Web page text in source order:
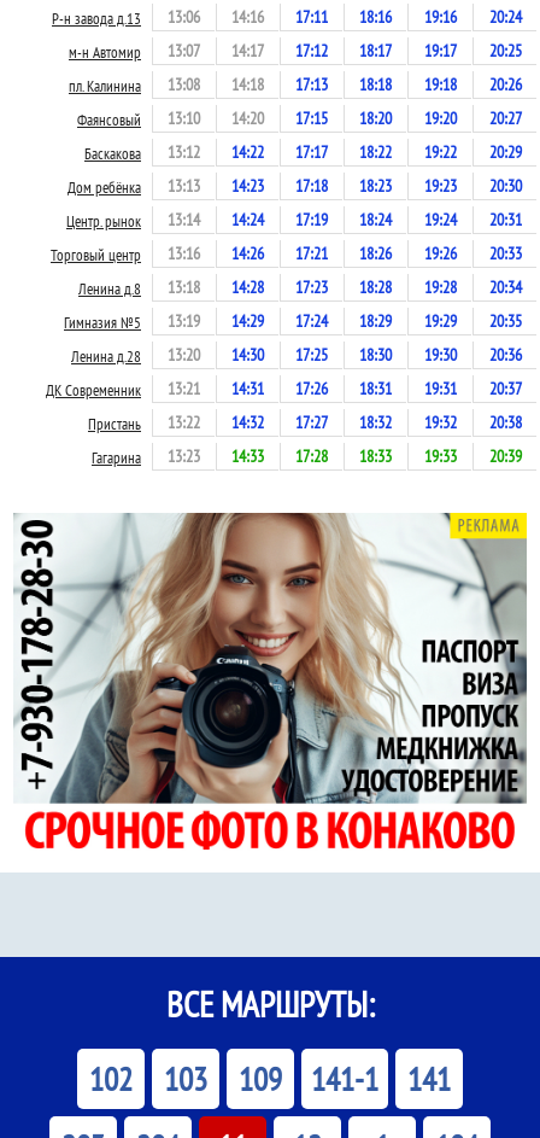
Р-н завода д.13 13:06 14:16 17:11 18:16 19:16 20:24
м-н Автомир 13:07 14:17 17:12 18:17 19:17 20:25
пл. Калинина 13:08 14:18 17:13 18:18 19:18 20:26
Фаянсовый 13:10 14:20 17:15 18:20 19:20 20:27
Баскакова 13:12 14:22 17:17 18:22 19:22 20:29
Дом ребёнка 13:13 14:23 17:18 18:23 19:23 20:30
Центр. рынок 13:14 14:24 17:19 18:24 19:24 20:31
Торговый центр 13:16 14:26 17:21 18:26 19:26 20:33
Ленина д.8 13:18 14:28 17:23 18:28 19:28 20:34
Гимназия №5 13:19 14:29 17:24 18:29 19:29 20:35
Ленина д.28 13:20 14:30 17:25 18:30 19:30 20:36
ДК Современник 13:21 14:31 17:26 18:31 19:31 20:37
Пристань 13:22 14:32 17:27 18:32 19:32 20:38
Гагарина 13:23 14:33 17:28 18:33 19:33 20:39
ВСЕ МАРШРУТЫ:
102 103 109 141-1
141